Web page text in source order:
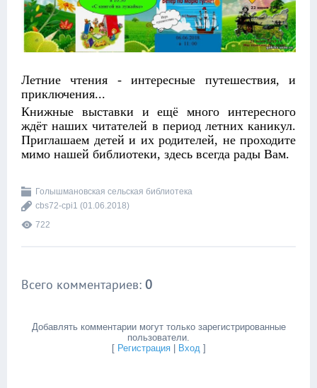
Летние чтения - интересные путешествия, и
приключения...
Книжные выставки и ещё много интересного
ждёт наших читателей в период летних каникул.
Приглашаем детей и их родителей, не проходите
мимо нашей библиотеки, здесь всегда рады Вам.
Голышмановская сельская библиотека
cbs72-cpi1 (01.06.2018)
722
Всего комментариев: 0
Добавлять комментарии могут только зарегистрированные
пользователи.
[ Регистрация| Вход]